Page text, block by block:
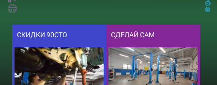
СКИДКИ 90СТО СДЕЛАЙ САМ